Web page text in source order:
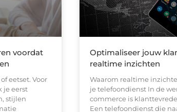
voordat
eetset. Voor
je eerst
stijlen
Optimaliseer jouw
realtime inzichten
Waarom realtime
je telefoondienst In de
commerce is
Een telefoondienst die